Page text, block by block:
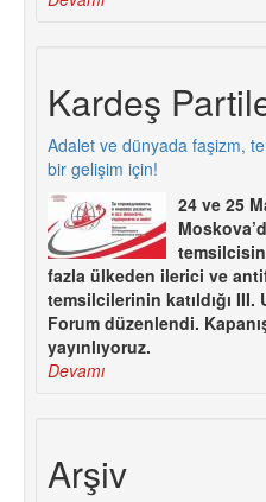
Kardeş
Adalet ve dünyada faşizm,
bir gelişim için!
24 ve 25
fazla ülkeden ilerici ve
temsilcilerinin katıldığı
Forum düzenlendi.
yayınlıyoruz.
Devamı
Arşiv